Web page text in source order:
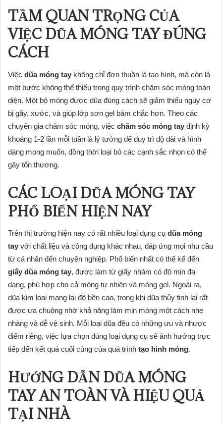
TẦM QUAN TRỌNG CỦA
VIỆC DŨA MÓNG TAY ĐÚNG
CÁCH
Việc dũa móng tay không chỉ đơn thuần là tạo hình, mà còn là
một bước không thể thiếu trong quy trình chăm sóc móng toàn
diện. Một bộ móng được dũa đúng cách sẽ giảm thiểu nguy cơ
bị gãy, xước, và giúp lớp sơn gel bám chắc hơn. Theo các
chuyên gia chăm sóc móng, việc chăm sóc móng tay định kỳ
khoảng 1-2 lần mỗi tuần là lý tưởng để duy trì độ dài và hình
dáng mong muốn, đồng thời loại bỏ các cạnh sắc nhọn có thể
gây tổn thương.
CÁC LOẠI DŨA MÓNG TAY
PHỔ BIẾN HIỆN NAY
Trên thị trường hiện nay có rất nhiều loại dụng cụ dũa móng
tay với chất liệu và công dụng khác nhau, đáp ứng mọi nhu cầu
từ cá nhân đến chuyên nghiệp. Phổ biến nhất có thể kể đến
giấy dũa móng tay, được làm từ giấy nhám có độ mịn đa
dạng, phù hợp cho cả móng tự nhiên và móng gel. Ngoài ra,
dũa kim loại mang lại độ bền cao, trong khi dũa thủy tinh lại rất
được ưa chuộng nhờ khả năng làm mịn móng một cách nhẹ
nhàng và dễ vệ sinh. Mỗi loại dũa đều có những ưu và nhược
điểm riêng, việc lựa chọn đúng loại dụng cụ sẽ ảnh hưởng trực
tiếp đến kết quả cuối cùng của quá trình tạo hình móng.
HƯỚNG DẪN DŨA MÓNG
TAY AN TOÀN VÀ HIỆU QUẢ
TẠI NHÀ